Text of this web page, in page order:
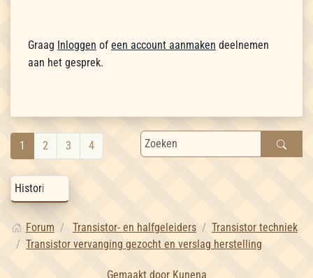
Graag Inloggen of een account aanmaken deelnemen
aan het gesprek.
1 2 3 4
Forum Transistor- en halfgeleiders
Transistor techniek
Transistor vervanging gezocht en verslag herstelling
Gemaakt door Kunena